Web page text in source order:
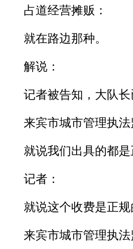
占道经营摊贩：
就在路边那种。
解说：
记者被告知，大队长
来宾市城市管理执法
就说我们出具的都是
记者：
就说这个收费是正规
来宾市城市管理执法